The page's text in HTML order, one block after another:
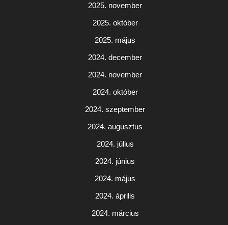
2025. november
2025. október
2025. május
2024. december
2024. november
2024. október
2024. szeptember
2024. augusztus
2024. július
2024. június
2024. május
2024. április
2024. március